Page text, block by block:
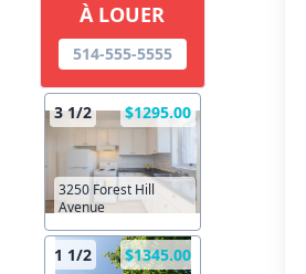
À LOUER
514-555-5555
3 1/2 $1295.00
3250 Forest Hill
Avenue
1 1/2 $1345.00